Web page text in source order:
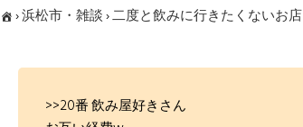
›浜松市・雑談›二度と飲みに行きたくないお店
>>20番 飲み屋好きさん